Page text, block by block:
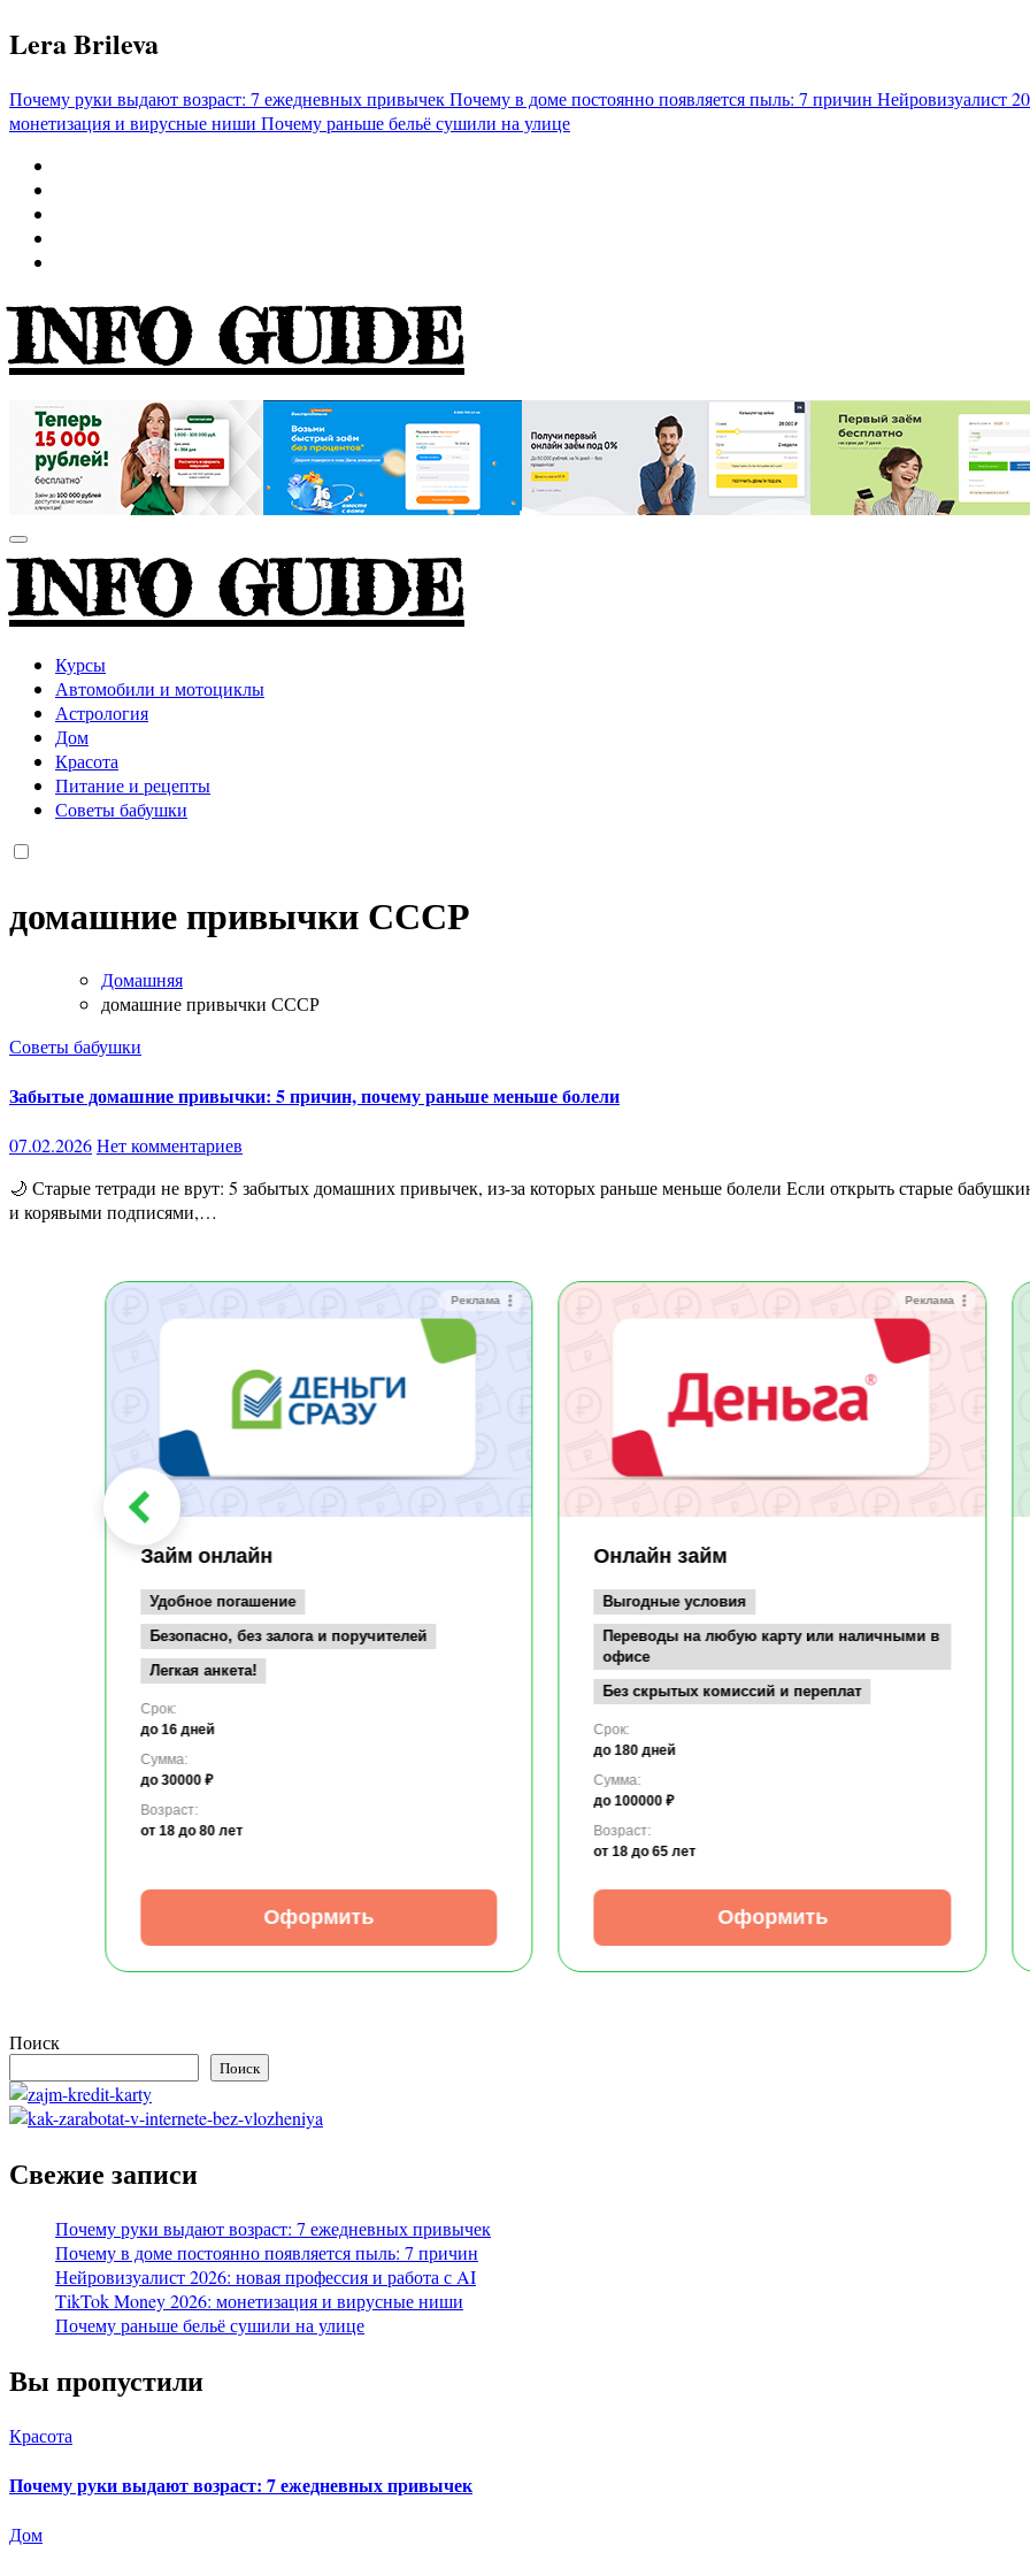
Перейти
к
Lera Brileva
Почему руки выдают возраст: 7 ежедневных привычекПочему в доме постоянно появляется пыль: 7 причин Нейровизуалист
монетизация и вирусные ниши Почему раньше бельё сушили на улице
INFO GUIDE
INFO GUIDE
Курсы
Автомобили и мотоциклы
Астрология
Дом
Красота
Питание и рецепты
Советы бабушки
домашние привычки СССР
Домашняя
домашние привычки СССР
Советы бабушки
Забытые домашние привычки: 5 причин, почему раньше меньше болели
07.02.2026Нет комментариев
🌙 Старые тетради не врут: 5 забытых домашних привычек, из-за которых раньше меньше болели Если открыть старые бабушкины тетради — те самые, в клетку, с пожелтевшими страницами
и корявыми подписями,…
Реклама
Займ онлайн
Удобное погашение
Безопасно, без залога и поручителей
Легкая анкета!
Срок:
до 16 дней
Сумма:
до 30000 ₽
Возраст:
от 18 до 80 лет
Оформить
Реклама
Онлайн займ
Выгодные условия
Переводы на любую карту или наличными в
офисе
Без скрытых комиссий и переплат
Срок:
до 180 дней
Сумма:
до 100000 ₽
Возраст:
от 18 до 65 лет
Оформить
Поиск
Поиск
Свежие записи
Почему руки выдают возраст: 7 ежедневных привычек
Почему в доме постоянно появляется пыль: 7 причин
Нейровизуалист 2026: новая профессия и работа с AI
TikTok Money 2026: монетизация и вирусные ниши
Почему раньше бельё сушили на улице
Вы пропустили
Красота
Почему руки выдают возраст: 7 ежедневных привычек
Дом